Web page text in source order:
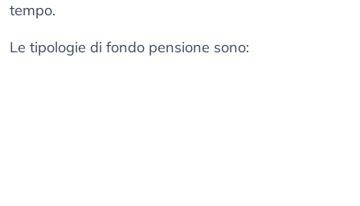
tempo.
Le tipologie di fondo pensione sono: